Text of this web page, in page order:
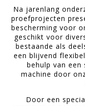
Na jarenlang
proefprojecten
bescherming voor
geschikt voor
bestaande als
een blijvend
behulp van
machine door
Door een